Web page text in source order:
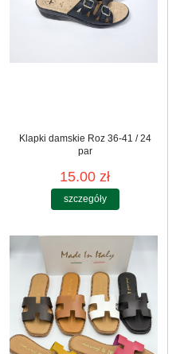
Klapki damskie Roz 36-41 / 24
par
15.00 zł
szczegóły